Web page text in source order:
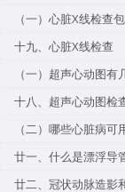
（一）心脏X线检查
十九、心脏X线检查
（一）超声心动图有
十八、超声心动图检
（二）哪些心脏病
廿一、什么是漂浮导
廿二、冠状动脉造影